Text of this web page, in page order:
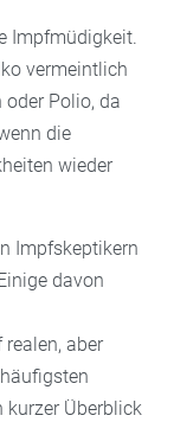
Impfmüdigkeit.
vermeintlich
oder Polio, da
die
wieder
Impfskeptikern
davon
aber
kurzer Überblick